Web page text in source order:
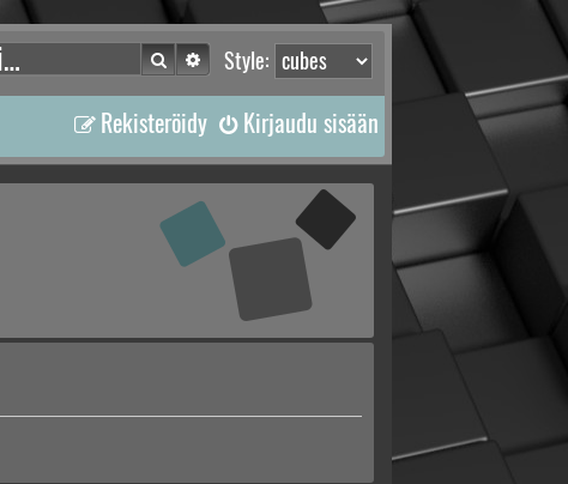
Style:
Etsi Tarkennettu haku
Kirjaudu sisään
Rekisteröidy